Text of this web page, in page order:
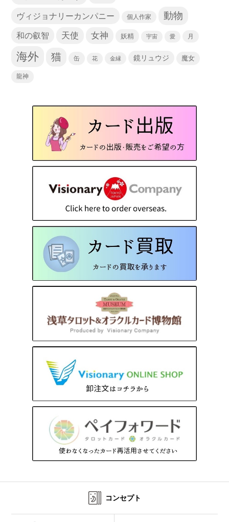
ヴィジョナリーカンパニー 個人作家 動物
和の叡智 天使 女神 妖精 宇宙 愛 月
海外 猫 缶 花 金縁 鏡リュウジ 魔女
龍神
コンセプト